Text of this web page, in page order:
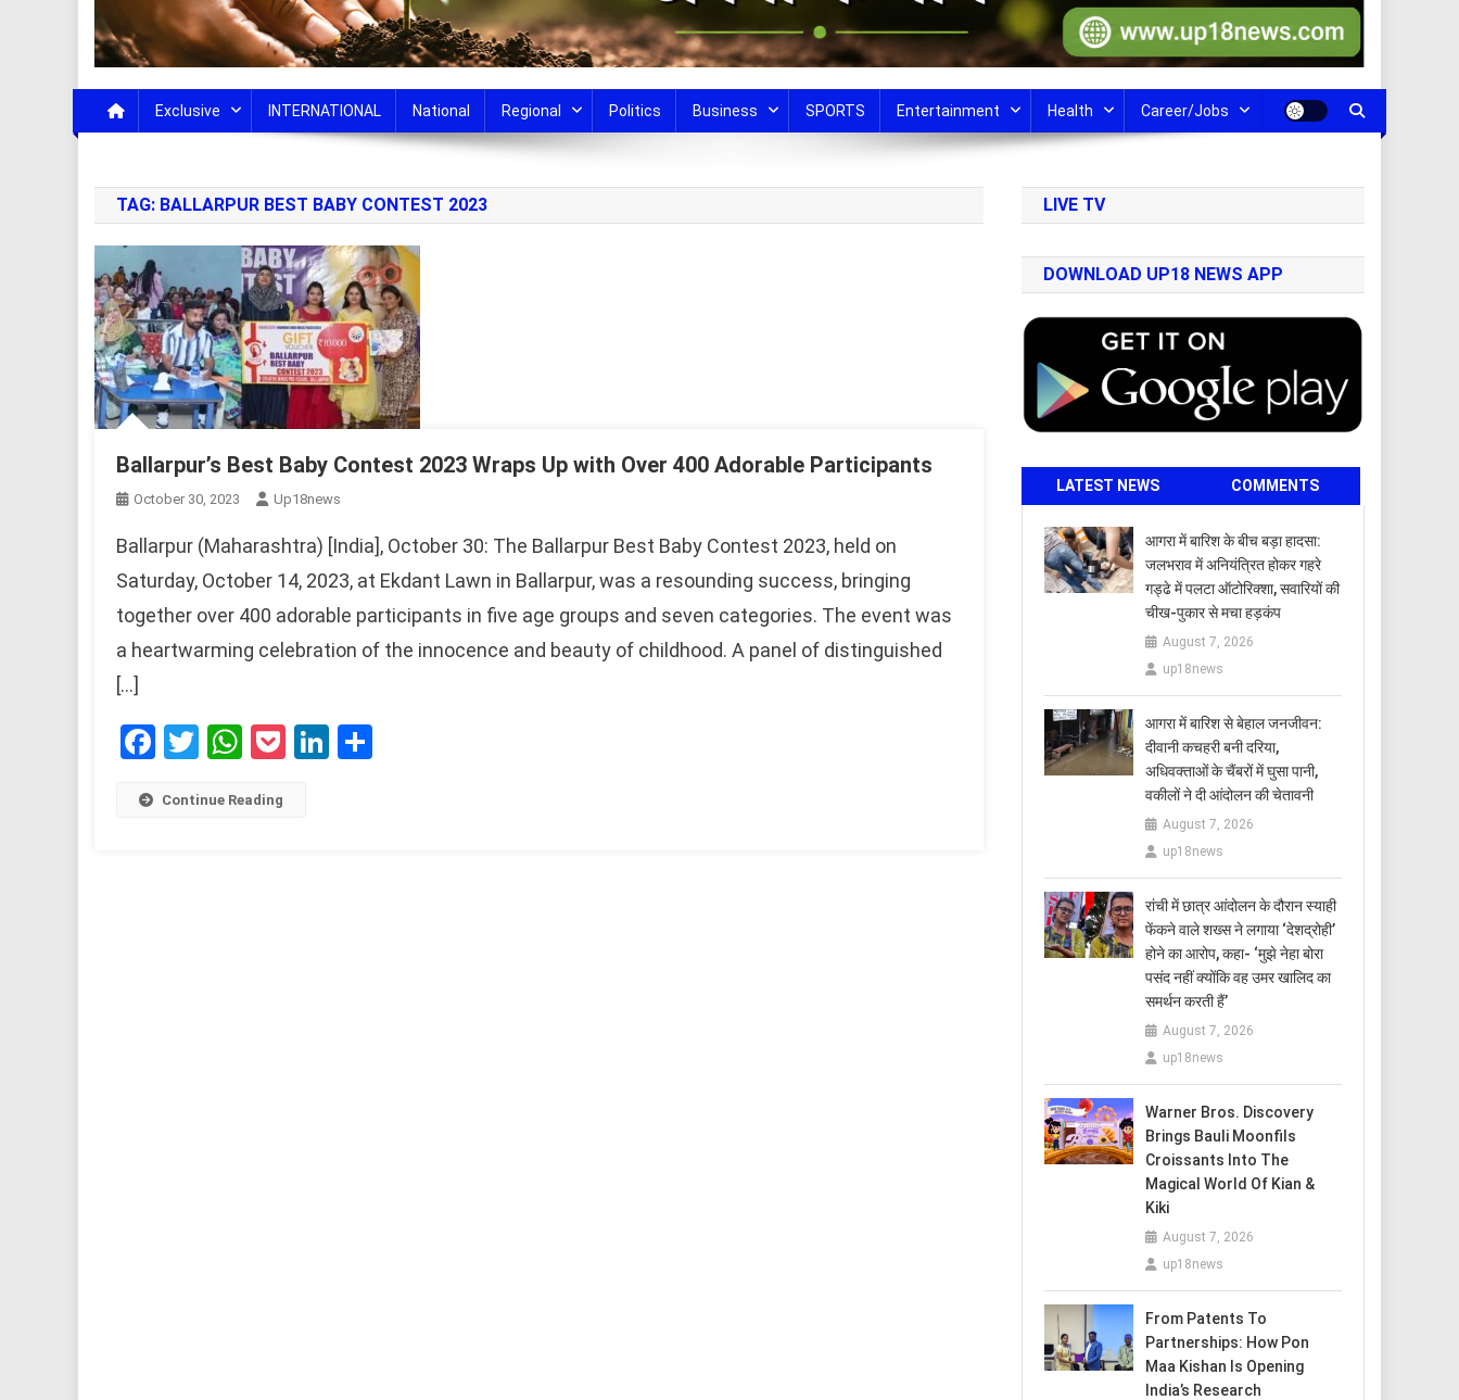
Exclusive INTERNATIONAL National Regional Politics Business SPORTS Entertainment Health Career/Jobs
TAG: BALLARPUR BEST BABY CONTEST 2023
Ballarpur’s Best Baby Contest 2023 Wraps Up with Over 400 Adorable Participants
October 30, 2023 Up18news
Ballarpur (Maharashtra) [India], October 30: The Ballarpur Best Baby Contest 2023, held on
Saturday, October 14, 2023, at Ekdant Lawn in Ballarpur, was a resounding success, bringing
together over 400 adorable participants in five age groups and seven categories. The event was
a heartwarming celebration of the innocence and beauty of childhood. A panel of distinguished
[…]
Facebook
Twitter
WhatsApp
PocketLinkedIn
Continue Reading
LIVE TV
DOWNLOAD UP18 NEWS APP
LATEST NEWS COMMENTS
आगरा में बारिश के बीच बड़ा हादसा:
जलभराव में अनियंत्रित होकर गहरे
गड्ढे में पलटा ऑटोरिक्शा, सवारियों की
चीख-पुकार से मचा हड़कंप
August 7, 2026
up18news
आगरा में बारिश से बेहाल जनजीवन:
दीवानी कचहरी बनी दरिया,
अधिवक्ताओं के चैंबरों में घुसा पानी,
वकीलों ने दी आंदोलन की चेतावनी
August 7, 2026
up18news
रांची में छात्र आंदोलन के दौरान स्याही
फेंकने वाले शख्स ने लगाया ‘देशद्रोही’
होने का आरोप, कहा- ‘मुझे नेहा बोरा
पसंद नहीं क्योंकि वह उमर खालिद का
समर्थन करती हैं’
August 7, 2026
up18news
Warner Bros. Discovery
Brings Bauli Moonfils
Croissants Into The
Magical World Of Kian &
Kiki
August 7, 2026
up18news
From Patents To
Partnerships: How Pon
Maa Kishan Is Opening
India’s Research